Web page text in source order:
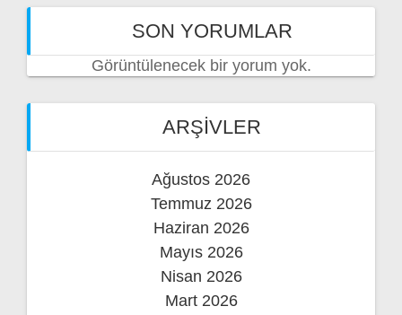
SON YORUMLAR
Görüntülenecek bir yorum yok.
ARŞIVLER
Ağustos 2026
Temmuz 2026
Haziran 2026
Mayıs 2026
Nisan 2026
Mart 2026